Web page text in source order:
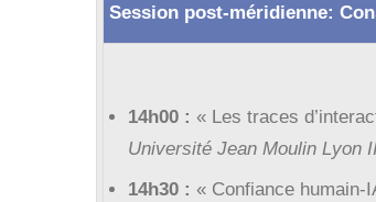
Session post-méridienne:
14h00 : « Les traces
Université Jean Moulin Lyon
14h30 : « Confiance humain-